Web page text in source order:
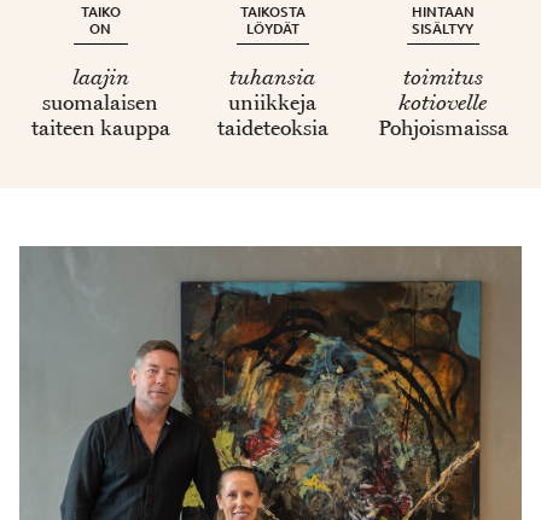
TAIKO
ON
laajin
suomalaisen
taiteen kauppa
TAIKOSTA
LÖYDÄT
tuhansia
uniikkeja
taideteoksia
HINTAAN
SISÄLTYY
toimitus
kotiovelle
Pohjoismaissa